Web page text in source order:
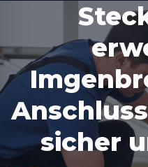
sicher